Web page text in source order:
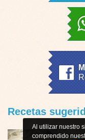
Recetas
Al utilizar nuestro
comprendido